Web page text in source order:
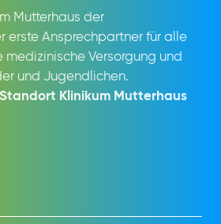
Mutterhaus der
erste Ansprechpartner für alle
medizinische Versorgung und
und Jugendlichen.
Klinikum Mutterhaus